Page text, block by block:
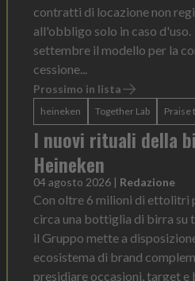
contratti di locazione non
all'obbligo solo in caso
settembre il modello per la
cessione...
Prossimo in lista
heineken Together Lab Praise
I nuovi rituali della
Heineken
04 agosto 2026 | Redazione
Con oltre 6 milioni di ettolitri
circa una bottiglia di birra su
il Gruppo mette a
ecosistema di brand
presidiare occasioni, target e